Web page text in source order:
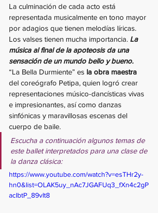
La culminación de cada acto está
representada musicalmente en tono mayor
por adagios que tienen melodías líricas.
Los valses tienen mucha importancia. La
música al final de la apoteosis da una
sensación de un mundo bello y bueno.
“La Bella Durmiente” es la obra maestra
del coreógrafo Petipa, quien logró crear
representaciones músico-dancísticas vivas
e impresionantes, así como danzas
sinfónicas y maravillosas escenas del
cuerpo de baile.
Escucha a continuación algunos temas de
este ballet interpretados para una clase de
la danza clásica:
https://www.youtube.com/watch?v=esTHr2y-
hn0&list=OLAK5uy_nAc7JGAFUq3_fXn4c2gP
acIbtP_89vIt8